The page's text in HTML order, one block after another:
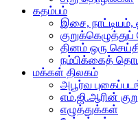
கதம்பம்
இசை, நாட்டியம்,
குறுக்கெழுத்துப்
தினம் ஒரு
நம்பிக்கைத்
மக்கள் திலகம்
அபூர்வ
எம்.ஜி.ஆரின்
எழுத்துக்கள்